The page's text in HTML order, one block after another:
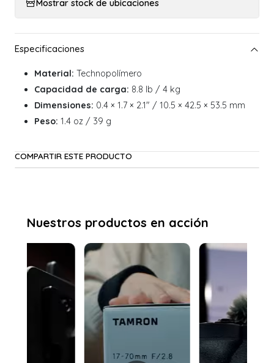
Mostrar stock de ubicaciones
Material: Technopolímero
Capacidad de carga: 8.8 lb / 4 kg
Dimensiones: 0.4 × 1.7 × 2.1" / 10.5 × 42.5 × 53.5 mm
Peso: 1.4 oz / 39 g
COMPARTIR ESTE PRODUCTO